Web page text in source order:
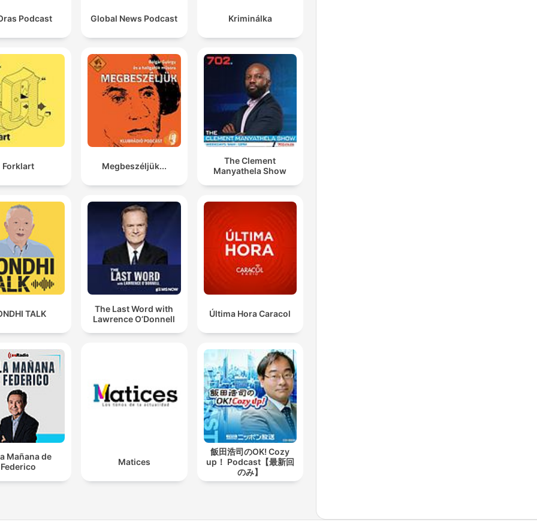
Podcast Global News Podcast Kriminálka
Forklart Megbeszéljük...
The Clement
Manyathela Show
TALK
The Last Word with
Lawrence O’Donnell
Última Hora Caracol
Mañana de
Federico
Matices
飯田浩司のOK! Cozy
up！ Podcast【最新回
のみ】